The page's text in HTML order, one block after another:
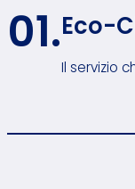
01.Eco-
Il servizio